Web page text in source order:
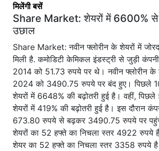
मिलेंगी बसें
Share Market: शेयरों में 6600% से
उछाल
Share Market: नवीन फ्लोरीन के शेयरों में
मिली है. कमोडिटी केमिकल इंडस्ट्री से जुड़ी
2014 को 51.73 रुपये पर थे। नवीन फ्लोरीन के
2024 को 3490.75 रुपये पर बंद हुए। पिछले
शेयरों में 6648% की बढ़ोतरी हुई है। वहीं,
शेयरों में 419% की बढ़ोतरी हुई है। इस दौरान
673.80 रुपये से बढ़कर 3490.75 रुपये पर
शेयरों का 52 हफ्ते का निचला स्तर 4922 रुपये
शेयर का 52 हफ्ते का निचला स्तर 3358 रुपये